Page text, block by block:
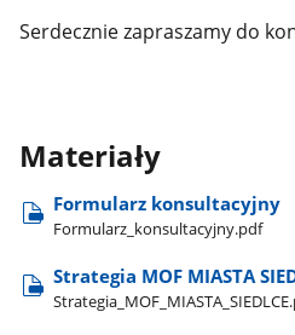
Serdecznie zapraszamy do
Materiały
Formularz konsultacyjny
Formularz​_konsultacyjny.pdf
Strategia MOF MIASTA